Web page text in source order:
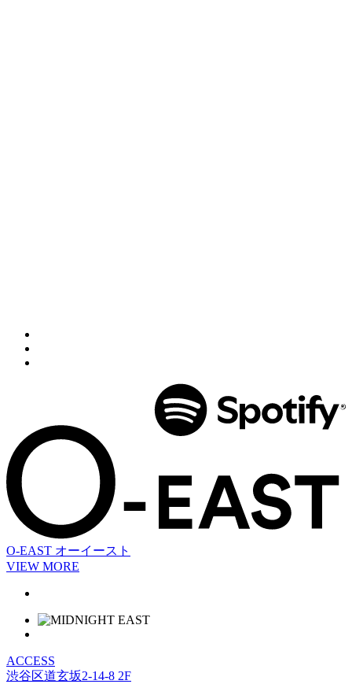
O-EAST オーイースト
VIEW MORE
ACCESS
渋谷区道玄坂2-14-8 2F